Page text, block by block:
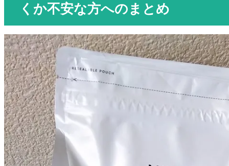
くか不安な方へのまとめ